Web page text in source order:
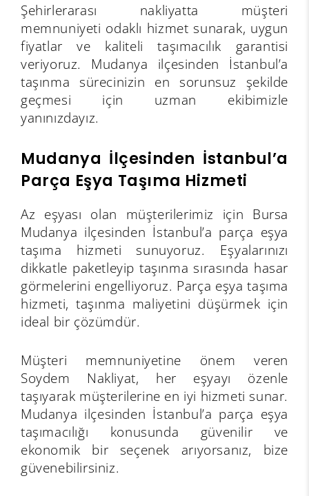
Şehirlerarası nakliyatta müşteri
memnuniyeti odaklı hizmet sunarak, uygun
fiyatlar ve kaliteli taşımacılık garantisi
veriyoruz. Mudanya ilçesinden İstanbul’a
taşınma sürecinizin en sorunsuz şekilde
geçmesi için uzman ekibimizle
yanınızdayız.
Mudanya İlçesinden İstanbul’a
Parça Eşya Taşıma Hizmeti
Az eşyası olan müşterilerimiz için Bursa
Mudanya ilçesinden İstanbul’a parça eşya
taşıma hizmeti sunuyoruz. Eşyalarınızı
dikkatle paketleyip taşınma sırasında hasar
görmelerini engelliyoruz. Parça eşya taşıma
hizmeti, taşınma maliyetini düşürmek için
ideal bir çözümdür.
Müşteri memnuniyetine önem veren
Soydem Nakliyat, her eşyayı özenle
taşıyarak müşterilerine en iyi hizmeti sunar.
Mudanya ilçesinden İstanbul’a parça eşya
taşımacılığı konusunda güvenilir ve
ekonomik bir seçenek arıyorsanız, bize
güvenebilirsiniz.